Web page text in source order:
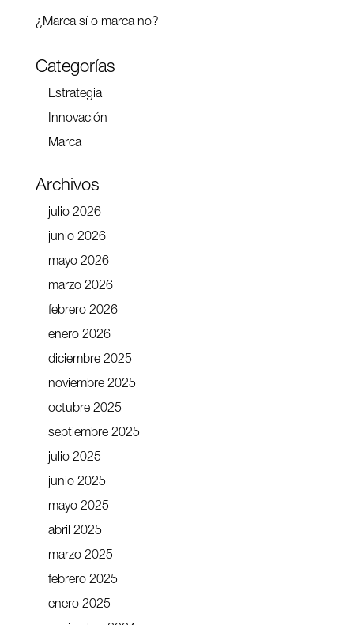
¿Marca sí o marca no?
Categorías
Estrategia
Innovación
Marca
Archivos
julio 2026
junio 2026
mayo 2026
marzo 2026
febrero 2026
enero 2026
diciembre 2025
noviembre 2025
octubre 2025
septiembre 2025
julio 2025
junio 2025
mayo 2025
abril 2025
marzo 2025
febrero 2025
enero 2025